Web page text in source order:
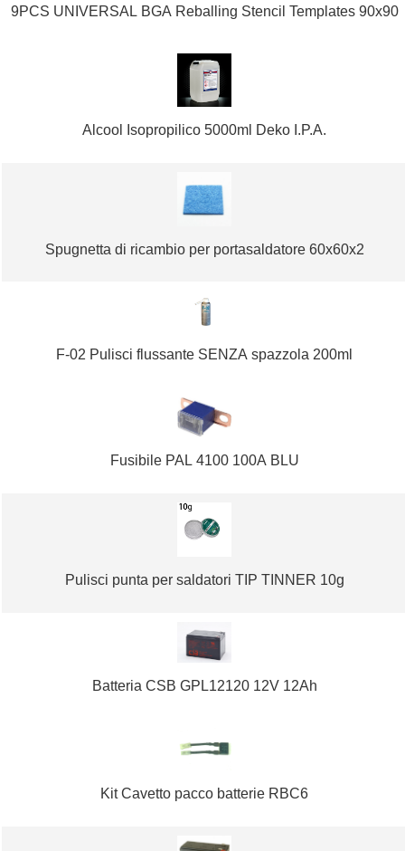
9PCS UNIVERSAL BGA Reballing Stencil Templates 90x90
Alcool Isopropilico 5000ml Deko I.P.A.
Spugnetta di ricambio per portasaldatore 60x60x2
F-02 Pulisci flussante SENZA spazzola 200ml
Fusibile PAL 4100 100A BLU
Pulisci punta per saldatori TIP TINNER 10g
Batteria CSB GPL12120 12V 12Ah
Kit Cavetto pacco batterie RBC6